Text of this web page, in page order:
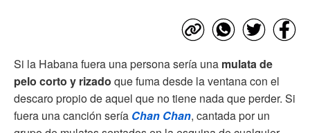
Si la Habana fuera una persona sería una mulata de
pelo corto y rizado que fuma desde la ventana con el
descaro propio de aquel que no tiene nada que perder. Si
fuera una canción sería Chan Chan, cantada por un